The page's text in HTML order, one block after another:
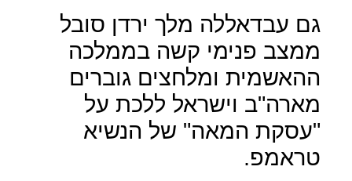
גם עבדאללה מלך ירדן סובל
ממצב פנימי קשה בממלכה
ההאשמית ומלחצים גוברים
מארה"ב וישראל ללכת על
"עסקת המאה" של הנשיא
טראמפ.